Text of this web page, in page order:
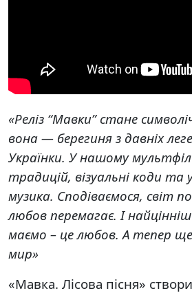
«Реліз “Мавки” стане
вона — берегиня з давніх
Українки. У нашому
традицій, візуальні коди та
музика. Сподіваємося, світ
любов перемагає. І
маємо – це любов. А тепер
мир»
«Мавка. Лісова пісня»